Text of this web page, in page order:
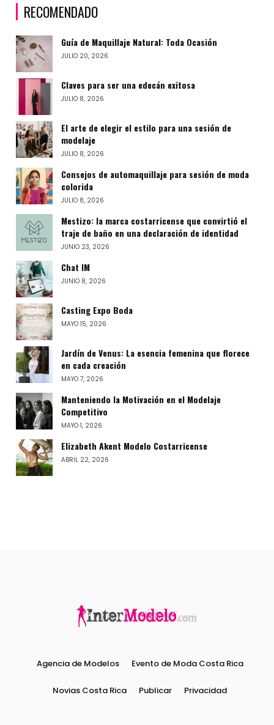
RECOMENDADO
Guía de Maquillaje Natural: Toda Ocasión
JULIO 20, 2026
Claves para ser una edecán exitosa
JULIO 8, 2026
El arte de elegir el estilo para una sesión de
modelaje
JULIO 8, 2026
Consejos de automaquillaje para sesión de moda
colorida
JULIO 8, 2026
Mestizo: la marca costarricense que convirtió el
traje de baño en una declaración de identidad
JUNIO 23, 2026
Chat IM
JUNIO 8, 2026
Casting Expo Boda
MAYO 15, 2026
Jardín de Venus: La esencia femenina que florece
en cada creación
MAYO 7, 2026
Manteniendo la Motivación en el Modelaje
Competitivo
MAYO 1, 2026
Elizabeth Akent Modelo Costarricense
ABRIL 22, 2026
Agencia de Modelos Evento de Moda Costa Rica
Novias Costa Rica Publicar Privacidad